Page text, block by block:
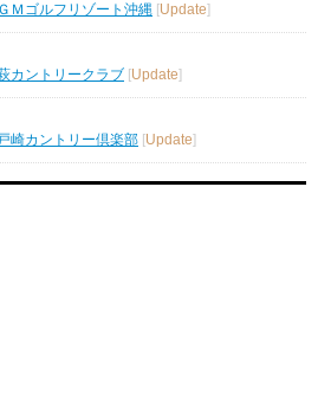
Ｍゴルフリゾート沖縄 [Update]
カントリークラブ [Update]
崎カントリー倶楽部 Update